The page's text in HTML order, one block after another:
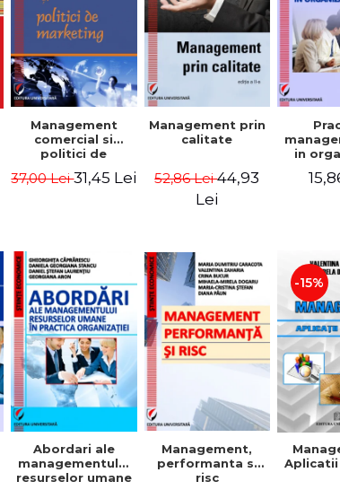
Management
comercial si
politici de
37,00 Lei31,45 Lei
Management prin
calitate
52,86 Lei44,93
Lei
in
Abordari ale
managementului
resurselor umane
Management,
performanta si
risc
-15%